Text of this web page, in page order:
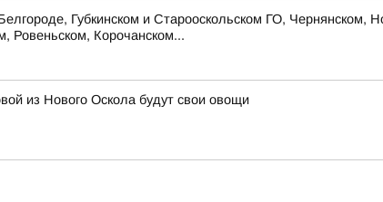
Губкинском и Старооскольском ГО, Чернянском,
Ровеньском, Корочанском...
из Нового Оскола будут свои овощи